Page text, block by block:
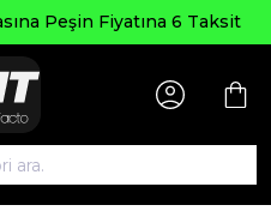
6 Taksit